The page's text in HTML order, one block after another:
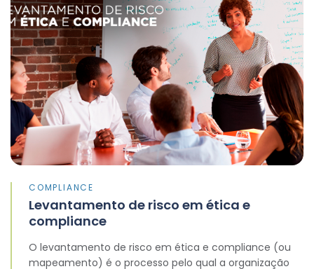
COMPLIANCE
Levantamento de risco em ética e
compliance
O levantamento de risco em ética e compliance (ou
mapeamento) é o processo pelo qual a organização